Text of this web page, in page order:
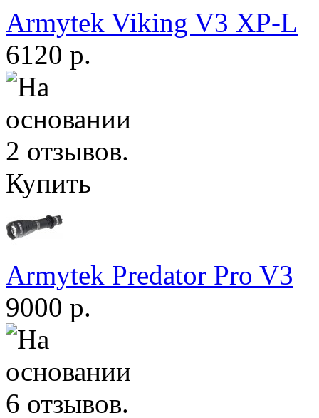
Armytek Viking V3 XP-L
6120 р.
Купить
Armytek Predator Pro V3
9000 р.